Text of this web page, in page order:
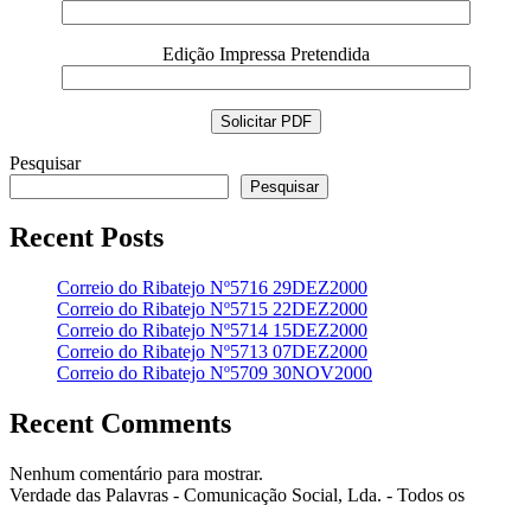
Edição Impressa Pretendida
Pesquisar
Pesquisar
Recent Posts
Correio do Ribatejo Nº5716 29DEZ2000
Correio do Ribatejo Nº5715 22DEZ2000
Correio do Ribatejo Nº5714 15DEZ2000
Correio do Ribatejo Nº5713 07DEZ2000
Correio do Ribatejo Nº5709 30NOV2000
Recent Comments
Nenhum comentário para mostrar.
Verdade das Palavras - Comunicação Social, Lda. - Todos os